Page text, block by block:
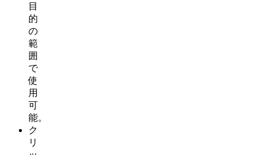
目
的
の
範
囲
で
使
用
可
能。
ク
リ